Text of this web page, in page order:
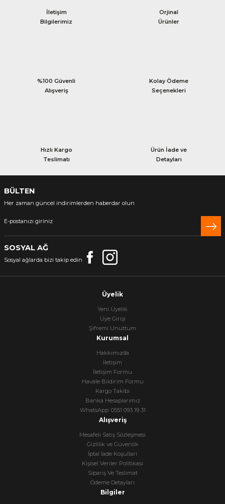
İletişim
Bilgilerimiz
Orjinal
Ürünler
%100 Güvenli
Alışveriş
Kolay Ödeme
Seçenekleri
Hızlı Kargo
Teslimatı
Ürün İade ve
Detayları
BÜLTEN
Her zaman güncel indirimlerden haberdar olun
SOSYAL AĞ
Sosyal ağlarda bizi takip edin
Üyelik
Yeni Üyelik
Üye Girişi
Şifremi Unuttum
Kurumsal
Hakkımızda
İletişim
İletişim Formu
Havale Bildirim Formu
Kargo Takibi
Banka Hesaplarımız
WhatsApp: 0551 093 19 31
Alışveriş
Mesafeli Satış Sözleşmesi
Gizlilik ve Güvenlik
İptal İade Koşullari
Kişisel Veriler Politikası
Sipariş Ve Teslimat
Ödeme Detayları
Bilgiler